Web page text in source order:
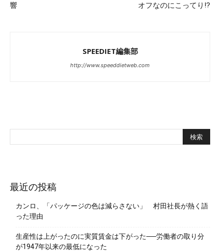
響
オフなのにこってり!?
SPEEDIET編集部
http://www.speeddietweb.com
最近の投稿
カンロ、「パッケージの色は減らさない」 村田社長が熱く語
った理由
生産性は上がったのに実質賃金は下がった──労働者の取り分
が1947年以来の最低になった